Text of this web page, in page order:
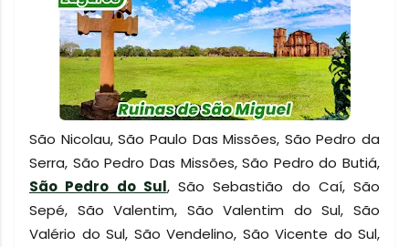
São Nicolau, São Paulo Das Missões, São Pedro da
Serra, São Pedro Das Missões, São Pedro do Butiá,
São Pedro do Sul, São Sebastião do Caí, São
Sepé, São Valentim, São Valentim do Sul, São
Valério do Sul, São Vendelino, São Vicente do Sul,